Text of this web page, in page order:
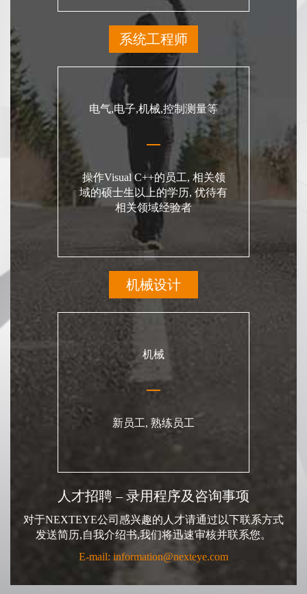
系统工程师
电气,电子,机械,控制测量等
操作Visual C++的员工, 相关领
域的硕士生以上的学历, 优待有
相关领域经验者
机械设计
机械
新员工, 熟练员工
人才招聘 – 录用程序及咨询事项
对于NEXTEYE公司感兴趣的人才请通过以下联系方式
发送简历,自我介绍书,我们将迅速审核并联系您。
E-mail: information@nexteye.com